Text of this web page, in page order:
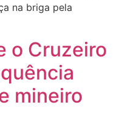
na briga pela
o Cruzeiro
mineiro